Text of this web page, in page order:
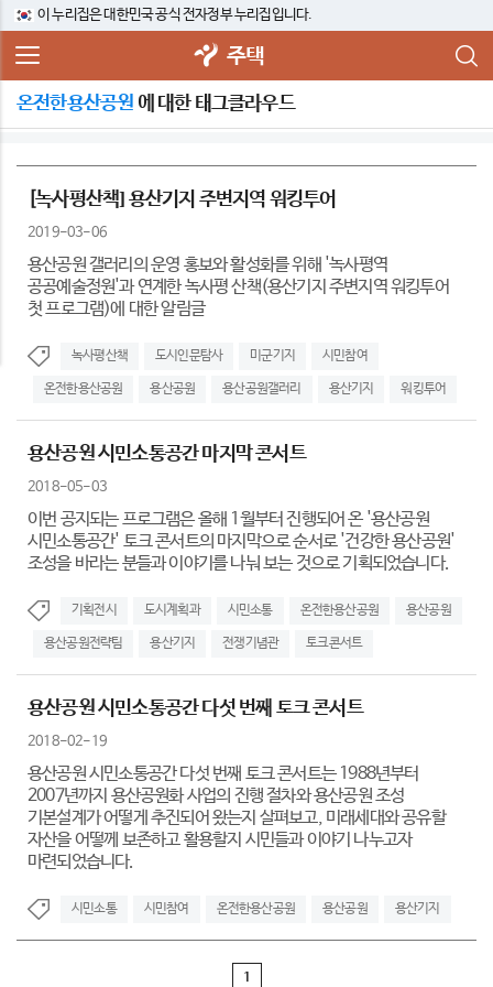
이 누리집은 대한민국 공식 전자정부 누리집입니다.
주택
온전한용산공원 에 대한 태그클라우드
[녹사평산책] 용산기지 주변지역 워킹투어
2019-03-06
용산공원 갤러리의 운영 홍보와 활성화를 위해 '녹사평역
공공예술정원'과 연계한 녹사평 산책(용산기지 주변지역 워킹투어
첫 프로그램)에 대한 알림글
녹사평산책 도시인문탐사 미군기지 시민참여
온전한용산공원 용산공원 용산공원갤러리 용산기지 워킹투어
용산공원 시민소통공간 마지막 콘서트
2018-05-03
이번 공지되는 프로그램은 올해 1월부터 진행되어 온 '용산공원
시민소통공간' 토크 콘서트의 마지막으로 순서로 '건강한 용산공원'
조성을 바라는 분들과 이야기를 나눠 보는 것으로 기획되었습니다.
기획전시 도시계획과 시민소통 온전한용산공원 용산공원
용산공원전략팀 용산기지 전쟁기념관 토크콘서트
용산공원 시민소통공간 다섯 번째 토크 콘서트
2018-02-19
용산공원 시민소통공간 다섯 번째 토크 콘서트는 1988년부터
2007년까지 용산공원화 사업의 진행 절차와 용산공원 조성
기본설계가 어떻게 추진되어 왔는지 살펴보고, 미래세대와 공유할
자산을 어떻께 보존하고 활용할지 시민들과 이야기 나누고자
마련되었습니다.
시민소통 시민참여 온전한용산공원 용산공원 용산기지
1